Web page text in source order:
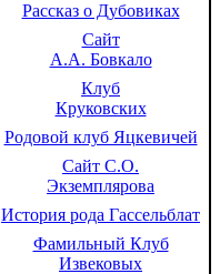
Рассказ о Дубовиках
Сайт
А.А. Бовкало
Клуб
Круковских
Родовой клуб Яцкевичей
Сайт С.О.
Экземплярова
История рода Гассельблат
Фамильный Клуб
Извековых